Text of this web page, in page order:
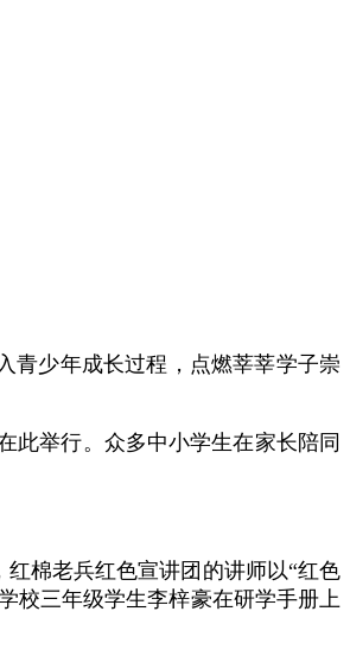
青少年成长过程，点燃莘莘学子崇
此举行。众多中小学生在家长陪同
棉老兵红色宣讲团的讲师以“红色
校三年级学生李梓豪在研学手册上